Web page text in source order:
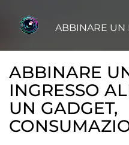
ABBINARE UN
ABBINARE
INGRESSO
UN GADGET,